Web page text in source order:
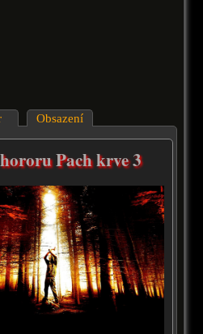
Obsazení
Pach krve 3